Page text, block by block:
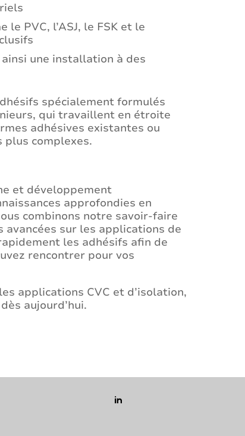
PVC, l’ASJ, le FSK et le
une installation à des
spécialement formulés
qui travaillent en étroite
adhésives existantes ou
complexes.
et développement
approfondies en
combinons notre savoir-faire
sur les applications de
les adhésifs afin de
rencontrer pour vos
applications CVC et d’isolation,
aujourd’hui.